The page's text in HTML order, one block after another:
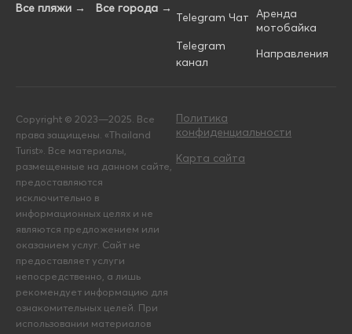
Все пляжи →
Все города →
Telegram Чат
Telegram
канал
Аренда
мотобайка
Направления
Copyright © 2023—2025. Все
права защищены. «Thailand
Turist». Все материалы,
размещенные на данном сайте,
предоставляются
исключительно в
информационных целях и не
являются предложением или
оказанием услуг. Сайт не
предоставляет услуги
непосредственно, а лишь
рекомендует информацию для
ознакомительных целей. При
использовании материалов
Политика
конфиденциальности
Карта сайта